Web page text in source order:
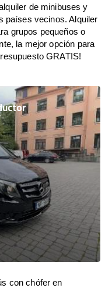
de minibuses y
países vecinos. Alquiler
grupos pequeños o
la mejor opción para
GRATIS!
con chófer en